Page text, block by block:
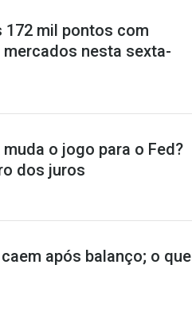
172 mil pontos com
mercados nesta sexta-
o jogo para o Fed?
dos juros
após balanço; o que